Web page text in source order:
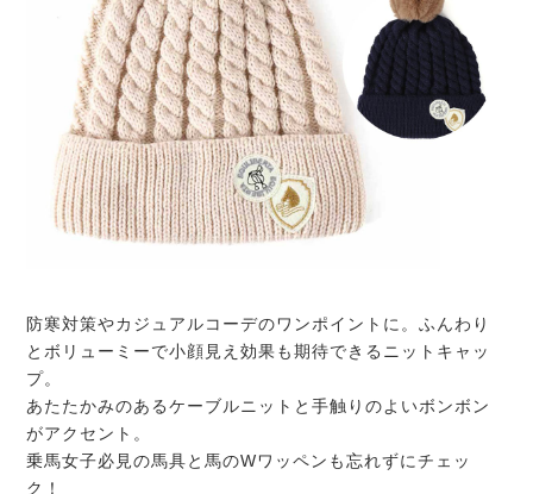
防寒対策やカジュアルコーデのワンポイントに。ふんわり
とボリューミーで小顔見え効果も期待できるニットキャッ
プ。
あたたかみのあるケーブルニットと手触りのよいボンボン
がアクセント。
乗馬女子必見の馬具と馬のWワッペンも忘れずにチェッ
ク！